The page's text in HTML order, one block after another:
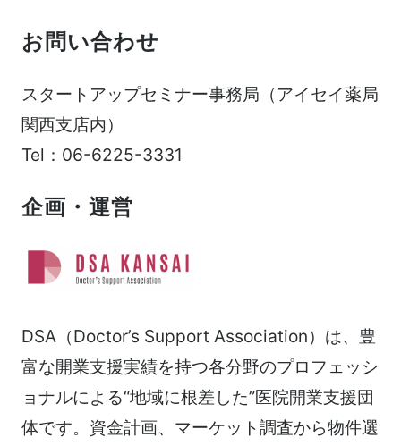
お問い合わせ
スタートアップセミナー事務局（アイセイ薬局
関西支店内）
Tel：06-6225-3331
企画・運営
DSA（Doctor’s Support Association）は、豊
富な開業支援実績を持つ各分野のプロフェッシ
ョナルによる“地域に根差した”医院開業支援団
体です。資金計画、マーケット調査から物件選